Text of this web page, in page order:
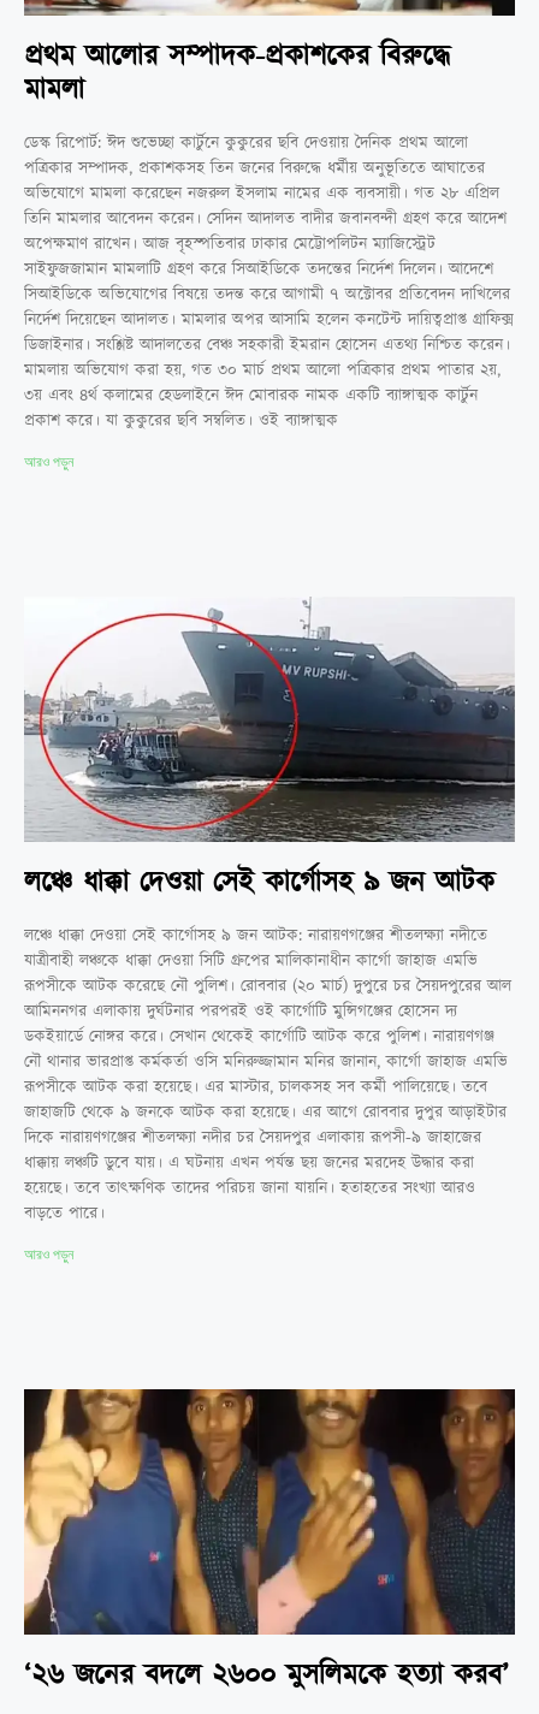
প্রথম আলোর সম্পাদক-প্রকাশকের বিরুদ্ধে
মামলা
ডেস্ক রিপোর্ট: ঈদ শুভেচ্ছা কার্টুনে কুকুরের ছবি দেওয়ায় দৈনিক প্রথম আলো
পত্রিকার সম্পাদক, প্রকাশকসহ তিন জনের বিরুদ্ধে ধর্মীয় অনুভূতিতে আঘাতের
অভিযোগে মামলা করেছেন নজরুল ইসলাম নামের এক ব্যবসায়ী। গত ২৮ এপ্রিল
তিনি মামলার আবেদন করেন। সেদিন আদালত বাদীর জবানবন্দী গ্রহণ করে আদেশ
অপেক্ষমাণ রাখেন। আজ বৃহস্পতিবার ঢাকার মেট্টোপলিটন ম্যাজিস্ট্রেট
সাইফুজজামান মামলাটি গ্রহণ করে সিআইডিকে তদন্তের নির্দেশ দিলেন। আদেশে
সিআইডিকে অভিযোগের বিষয়ে তদন্ত করে আগামী ৭ অক্টোবর প্রতিবেদন দাখিলের
নির্দেশ দিয়েছেন আদালত। মামলার অপর আসামি হলেন কনটেন্ট দায়িত্বপ্রাপ্ত গ্রাফিক্স
ডিজাইনার। সংশ্লিষ্ট আদালতের বেঞ্চ সহকারী ইমরান হোসেন এতথ্য নিশ্চিত করেন।
মামলায় অভিযোগ করা হয়, গত ৩০ মার্চ প্রথম আলো পত্রিকার প্রথম পাতার ২য়,
৩য় এবং ৪র্থ কলামের হেডলাইনে ঈদ মোবারক নামক একটি ব্যাঙ্গাত্মক কার্টুন
প্রকাশ করে। যা কুকুরের ছবি সম্বলিত। ওই ব্যাঙ্গাত্মক
আরও পড়ুন
লঞ্চে ধাক্কা দেওয়া সেই কার্গোসহ ৯ জন আটক
লঞ্চে ধাক্কা দেওয়া সেই কার্গোসহ ৯ জন আটক: নারায়ণগঞ্জের শীতলক্ষ্যা নদীতে
যাত্রীবাহী লঞ্চকে ধাক্কা দেওয়া সিটি গ্রুপের মালিকানাধীন কার্গো জাহাজ এমভি
রূপসীকে আটক করেছে নৌ পুলিশ। রোববার (২০ মার্চ) দুপুরে চর সৈয়দপুরের আল
আমিননগর এলাকায় দুর্ঘটনার পরপরই ওই কার্গোটি মুন্সিগঞ্জের হোসেন দ্য
ডকইয়ার্ডে নোঙ্গর করে। সেখান থেকেই কার্গোটি আটক করে পুলিশ। নারায়ণগঞ্জ
নৌ থানার ভারপ্রাপ্ত কর্মকর্তা ওসি মনিরুজ্জামান মনির জানান, কার্গো জাহাজ এমভি
রূপসীকে আটক করা হয়েছে। এর মাস্টার, চালকসহ সব কর্মী পালিয়েছে। তবে
জাহাজটি থেকে ৯ জনকে আটক করা হয়েছে। এর আগে রোববার দুপুর আড়াইটার
দিকে নারায়ণগঞ্জের শীতলক্ষ্যা নদীর চর সৈয়দপুর এলাকায় রূপসী-৯ জাহাজের
ধাক্কায় লঞ্চটি ডুবে যায়। এ ঘটনায় এখন পর্যন্ত ছয় জনের মরদেহ উদ্ধার করা
হয়েছে। তবে তাৎক্ষণিক তাদের পরিচয় জানা যায়নি। হতাহতের সংখ্যা আরও
বাড়তে পারে।
আরও পড়ুন
‘২৬ জনের বদলে ২৬০০ মুসলিমকে হত্যা করব’